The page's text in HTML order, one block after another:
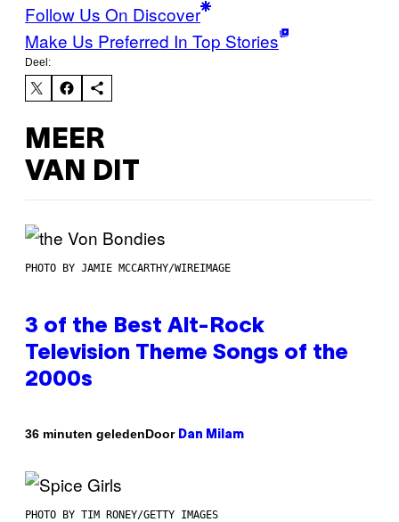
Follow Us On Discover
Make Us Preferred In Top Stories
Deel:
MEER
VAN DIT
PHOTO BY JAMIE MCCARTHY/WIREIMAGE
3 of the Best Alt-Rock
Television Theme Songs of the
2000s
36 minuten geledenDoor Dan Milam
PHOTO BY TIM RONEY/GETTY IMAGES